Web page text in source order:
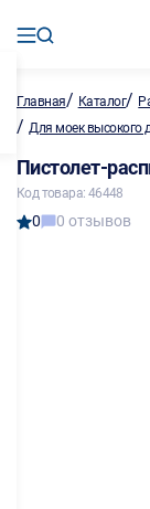
Главная/ Каталог/
/ Для моек высокого
Пистолет-
Код товара: 46448
0 0 отзывов